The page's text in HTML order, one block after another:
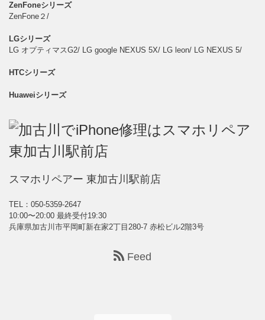
ZenFoneシリーズ
ZenFone２/
LGシリーズ
LG オプティマスG2/ LG google NEXUS 5X/ LG leon/ LG NEXUS 5/
HTCシリーズ
Huaweiシリーズ
スマホリペアー 東加古川駅前店
TEL：050-5359-2647
10:00〜20:00 最終受付19:30
兵庫県加古川市平岡町新在家2丁目280-7 赤松ビル2階3号
Feed